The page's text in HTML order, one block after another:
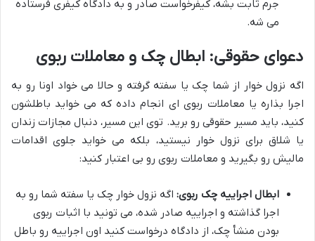
جرم ثابت بشه، کیفرخواست صادر و به دادگاه کیفری فرستاده
می شه.
دعوای حقوقی: ابطال چک و معاملات ربوی
اگه نزول خوار از شما چک یا سفته گرفته و حالا می خواد اونا رو به
اجرا بذاره یا معاملات ربوی ای انجام داده که می خواید باطلشون
کنید، باید مسیر حقوقی رو برید. توی این مسیر، دنبال مجازات زندان
یا شلاق برای نزول خوار نیستید، بلکه می خواید جلوی اقدامات
مالیش رو بگیرید و معاملات ربوی رو بی اعتبار کنید:
ابطال اجراییه چک ربوی: اگه نزول خوار چک یا سفته شما رو به
اجرا گذاشته و اجراییه صادر شده، می تونید با اثبات ربوی
بودن منشأ چک، از دادگاه درخواست کنید اون اجراییه رو باطل